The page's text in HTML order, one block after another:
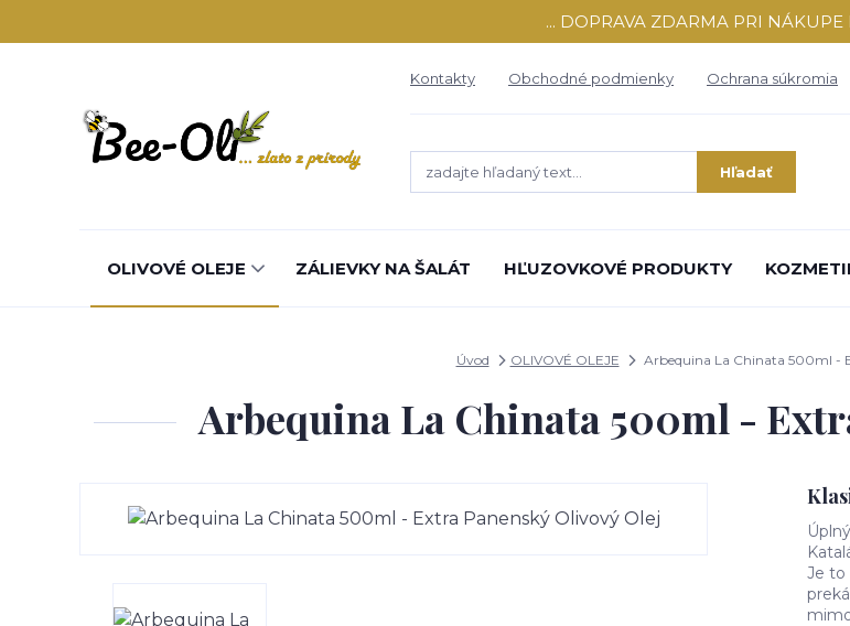
... DOPRAVA ZDARMA PRI NÁKUPE
Kontakty Obchodné podmienky Ochrana súkromia
Hľadať
OLIVOVÉ OLEJE ZÁLIEVKY NA ŠALÁT HĽUZOVKOVÉ PRODUKTY
Úvod OLIVOVÉ OLEJE Arbequina La Chinata 500ml -
Arbequina La Chinata 500ml -
Je to